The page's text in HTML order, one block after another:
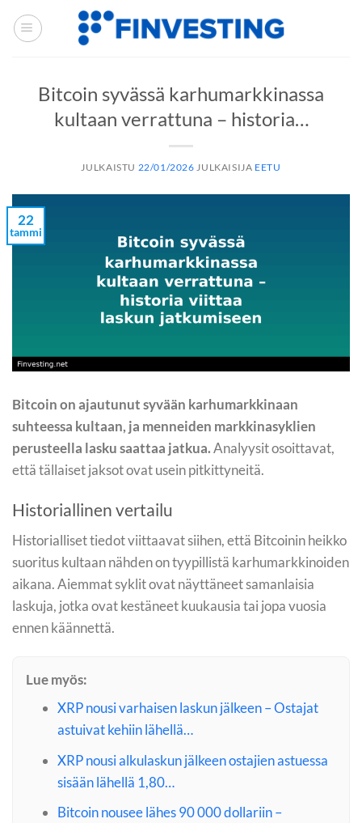
Siirry
sisältöön
Bitcoin syvässä karhumarkkinassa
kultaan verrattuna – historia…
JULKAISTU 22/01/2026 JULKAISIJA EETU
22
tammi
Bitcoin on ajautunut syvään karhumarkkinaan
suhteessa kultaan, ja menneiden markkinasyklien
perusteella lasku saattaa jatkua.Analyysit osoittavat,
että tällaiset jaksot ovat usein pitkittyneitä.
Historiallinen vertailu
Historialliset tiedot viittaavat siihen, että Bitcoinin heikko
suoritus kultaan nähden on tyypillistä karhumarkkinoiden
aikana. Aiemmat syklit ovat näyttäneet samanlaisia
laskuja, jotka ovat kestäneet kuukausia tai jopa vuosia
ennen käännettä.
Lue myös:
XRP nousi varhaisen laskun jälkeen – Ostajat
astuivat kehiin lähellä…
XRP nousi alkulaskun jälkeen ostajien astuessa
sisään lähellä 1,80…
Bitcoin nousee lähes 90 000 dollariin –